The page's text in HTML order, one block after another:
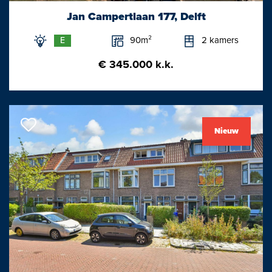
Direct aan de voorzijde aan de gracht bevinden zich twee mooie
kamers waarvan er 1 de woonkamer is die door de
aanwezigheid van de en suite kamer separatie wordt
afgescheiden van de statige achterkamer met houtkachel.
De andere kamer is thans in gebruik als muziekkamer en zou
ook kunnen worden gebruikt als woonkamer, werkkamer,
hobby ruimte, tv-kamer, game kamer of praktijk of kantoor aan
huis.
In de hal springt de deur richting de tuin direct in het oog, maar
Jan Campertlaan 177, Delft
E 90m² 2 kamers
€ 345.000 k.k.
Nieuw